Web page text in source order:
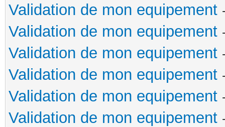
Validation de mon equipement
Validation de mon equipement
Validation de mon equipement
Validation de mon equipement
Validation de mon equipement
Validation de mon equipement